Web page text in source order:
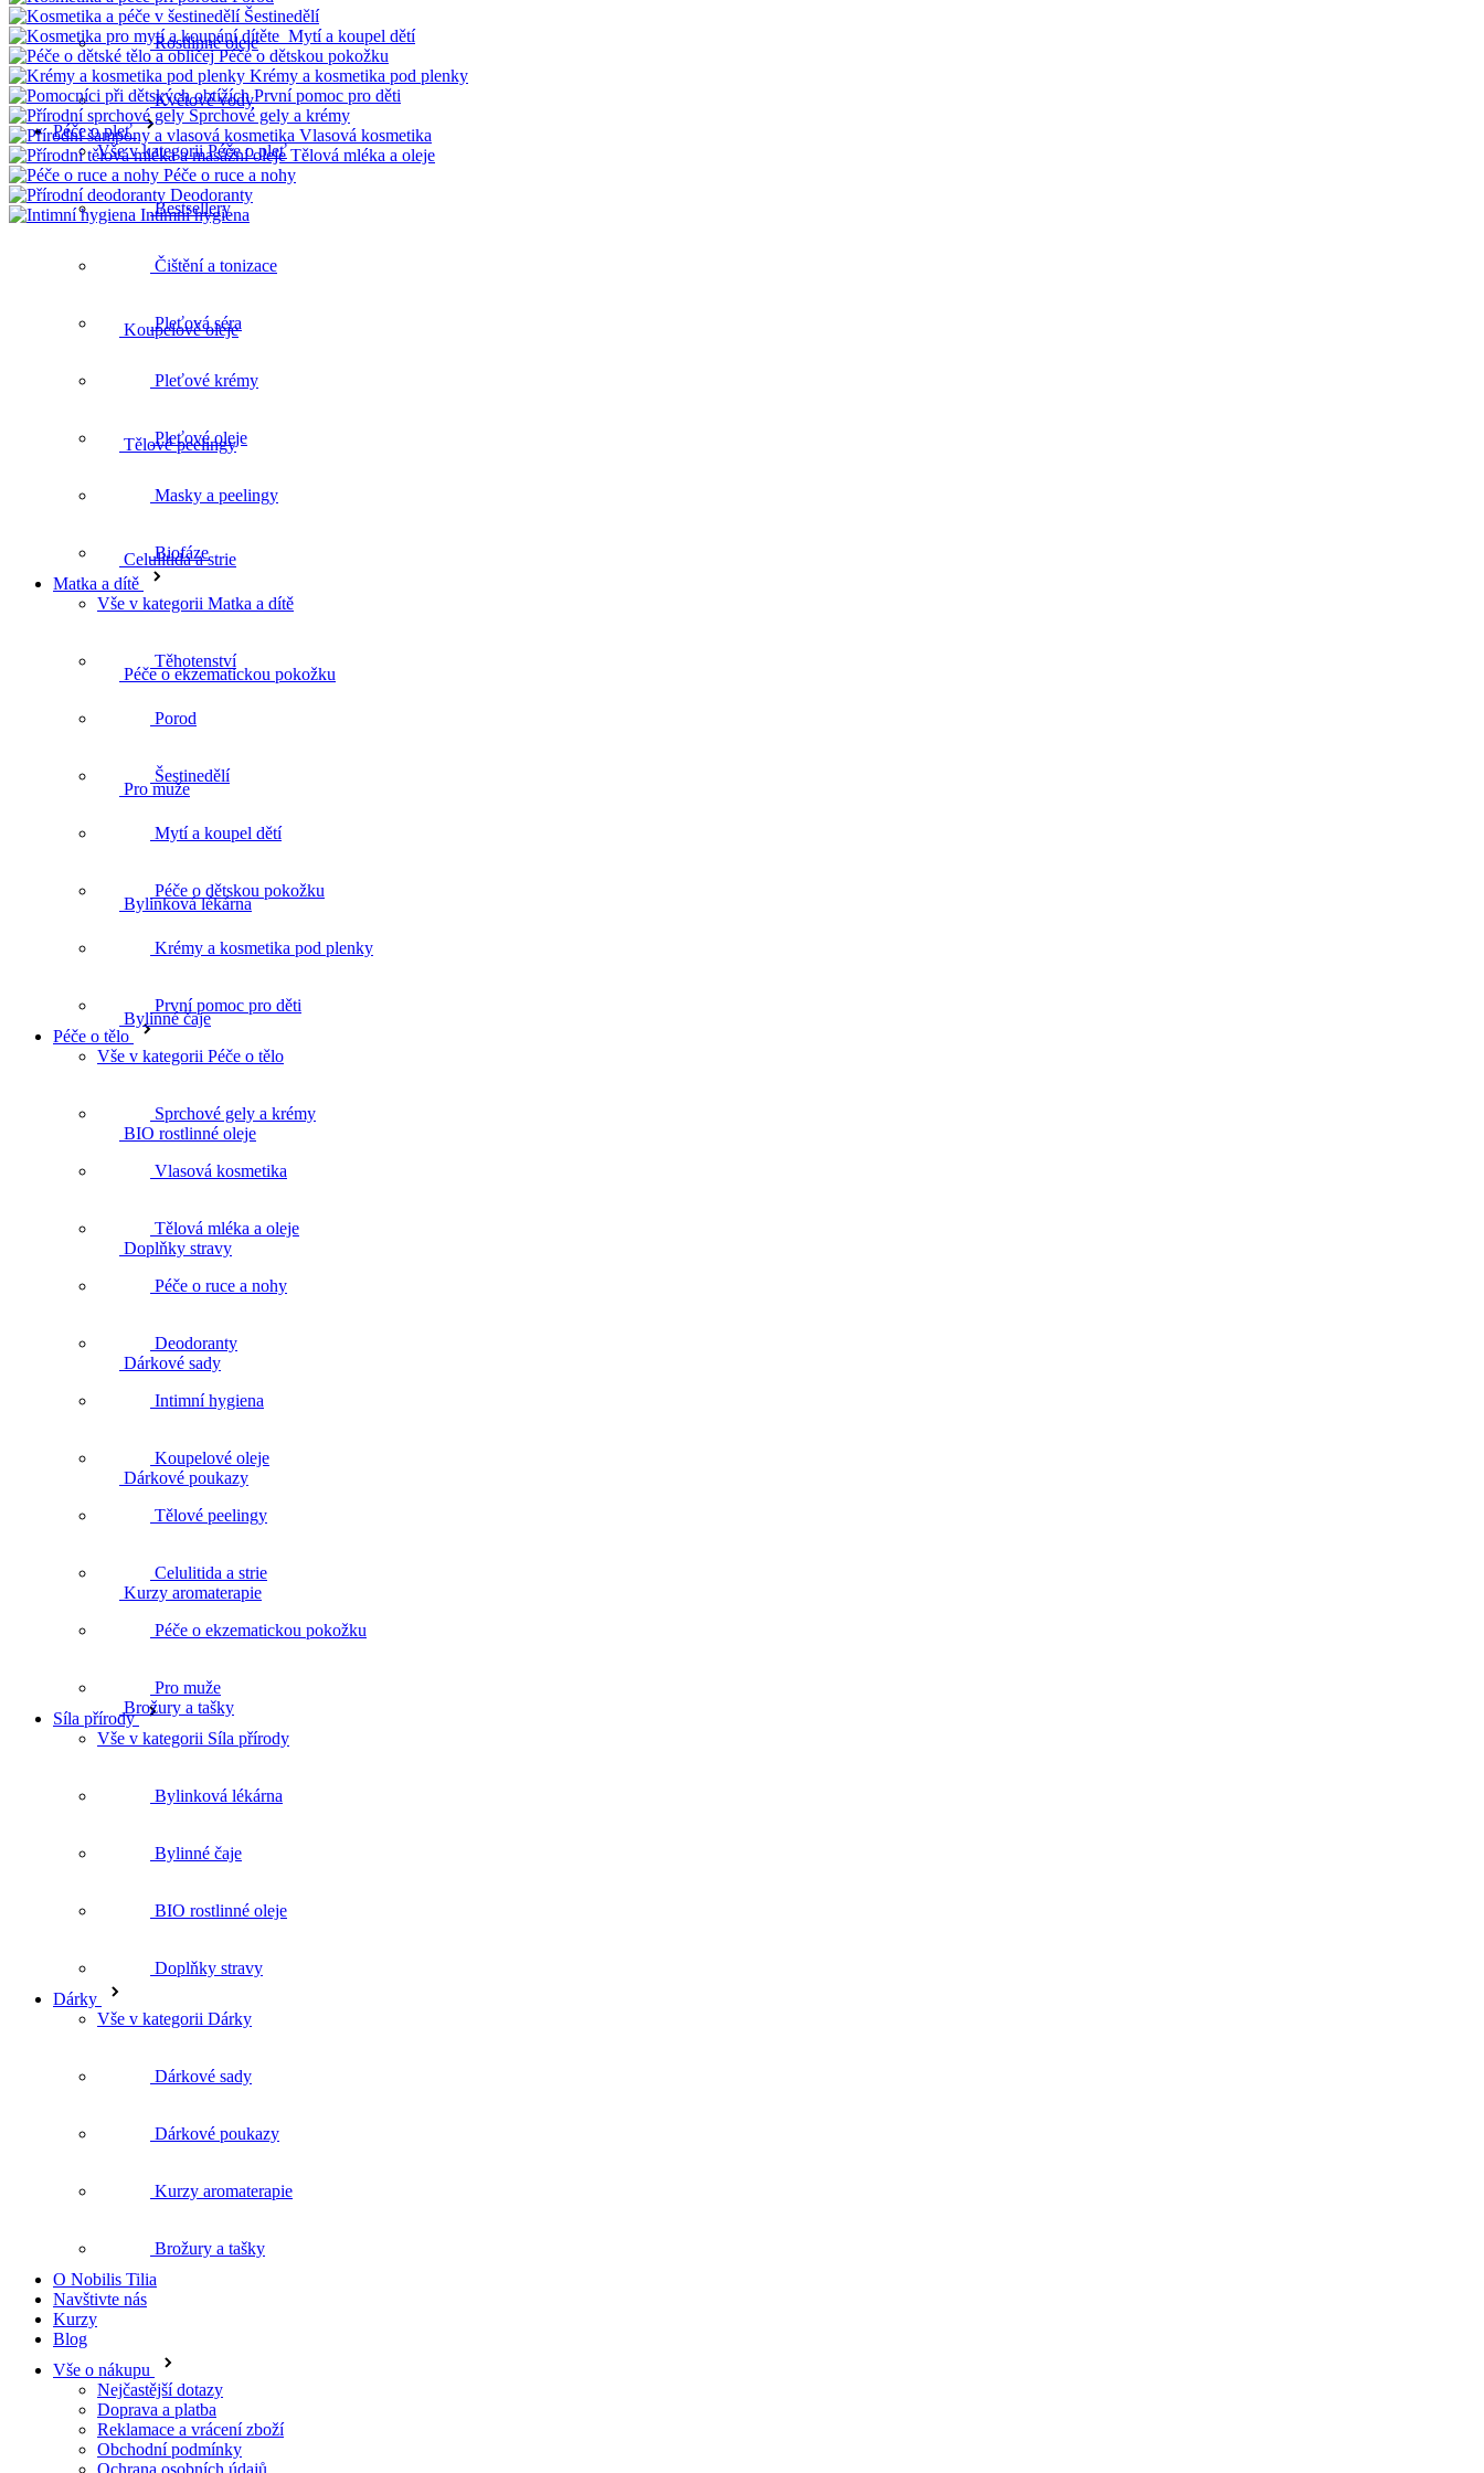
Šestinedělí
Mytí a koupel dětí
Péče o dětskou pokožku
Krémy a kosmetika pod plenky
První pomoc pro děti
Sprchové gely a krémy
Vlasová kosmetika
Tělová mléka a oleje
Péče o ruce a nohy
Deodoranty
Intimní hygiena
Péče o ekzematickou pokožku
BIO rostlinné oleje
Rostlinné oleje
Květové vody
Péče o pleť
Vše v kategorii Péče o pleť
Bestsellery
Čištění a tonizace
Pleťová séra
Pleťové krémy
Pleťové oleje
Masky a peelingy
Biofáze
Matka a dítě
Vše v kategorii Matka a dítě
Těhotenství
Porod
Šestinedělí
Mytí a koupel dětí
Péče o dětskou pokožku
Krémy a kosmetika pod plenky
První pomoc pro děti
Péče o tělo
Vše v kategorii Péče o tělo
Sprchové gely a krémy
Vlasová kosmetika
Tělová mléka a oleje
Péče o ruce a nohy
Deodoranty
Intimní hygiena
Koupelové oleje
Tělové peelingy
Celulitida a strie
Péče o ekzematickou pokožku
Pro muže
Síla přírody
Vše v kategorii Síla přírody
Bylinková lékárna
Bylinné čaje
BIO rostlinné oleje
Doplňky stravy
Dárky
Vše v kategorii Dárky
Dárkové sady
Dárkové poukazy
Kurzy aromaterapie
Brožury a tašky
O Nobilis Tilia
Navštivte nás
Kurzy
Blog
Vše o nákupu
Nejčastější dotazy
Doprava a platba
Reklamace a vrácení zboží
Obchodní podmínky
Ochrana osobních údajů